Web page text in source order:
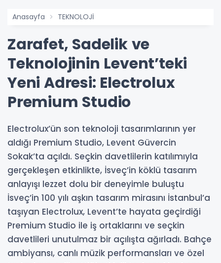
Anasayfa TEKNOLOJİ
Zarafet, Sadelik ve
Teknolojinin Levent’teki
Yeni Adresi: Electrolux
Premium Studio
Electrolux’ün son teknoloji tasarımlarının yer
aldığı Premium Studio, Levent Güvercin
Sokak’ta açıldı. Seçkin davetlilerin katılımıyla
gerçekleşen etkinlikte, İsveç’in köklü tasarım
anlayışı lezzet dolu bir deneyimle buluştu
İsveç’in 100 yılı aşkın tasarım mirasını İstanbul’a
taşıyan Electrolux, Levent’te hayata geçirdiği
Premium Studio ile iş ortaklarını ve seçkin
davetlileri unutulmaz bir açılışta ağırladı. Bahçe
ambiyansı, canlı müzik performansları ve özel